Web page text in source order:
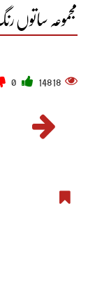
مجموعہ ساتوں
14818